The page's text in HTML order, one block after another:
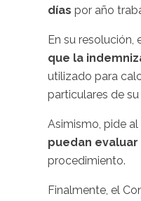
días por año
En su resolución,
que la
utilizado para
particulares de su
Asimismo, pide
puedan
procedimiento.
Finalmente, el